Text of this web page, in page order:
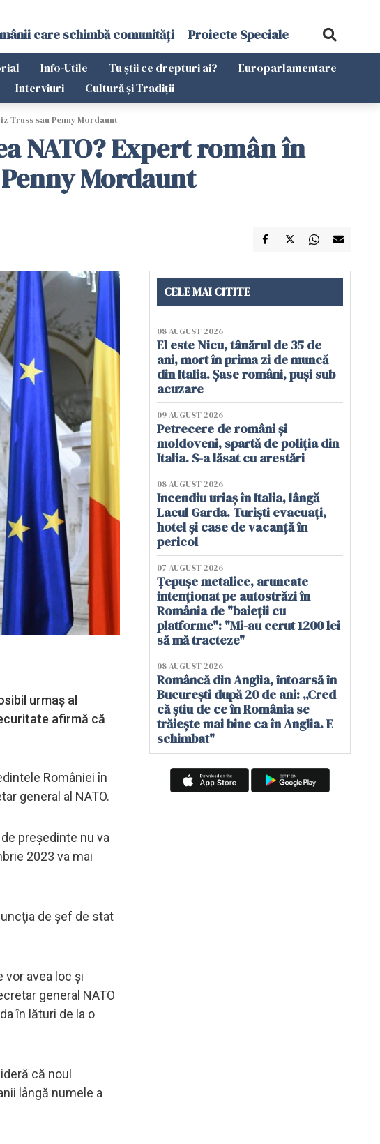
care schimbă comunități Proiecte Speciale
Info-Utile Tu știi ce drepturi ai?
Europarlamentare
Interviuri Cultură și Tradiții
Truss sau Penny Mordaunt
NATO? Expert român în
Mordaunt
urmaş al
afirmă că
României în
general al NATO.
preşedinte nu va
2023 va mai
de şef de stat
vor avea loc şi
general NATO
în lături de la o
că noul
lângă numele a
CELE MAI CITITE
08 AUGUST 2026
El este Nicu, tânărul de 35 de
ani, mort în prima zi de muncă
din Italia. Șase români, puși sub
acuzare
09 AUGUST 2026
Petrecere de români și
moldoveni, spartă de poliția din
Italia. S-a lăsat cu arestări
08 AUGUST 2026
Incendiu uriaș în Italia, lângă
Lacul Garda. Turiști evacuați,
hotel și case de vacanță în
pericol
07 AUGUST 2026
Țepușe metalice, aruncate
intenționat pe autostrăzi în
România de "baieții cu
platforme": "Mi-au cerut 1200 lei
să mă tracteze"
08 AUGUST 2026
Româncă din Anglia, întoarsă în
București după 20 de ani: „Cred
că știu de ce în România se
trăiește mai bine ca în Anglia. E
schimbat"